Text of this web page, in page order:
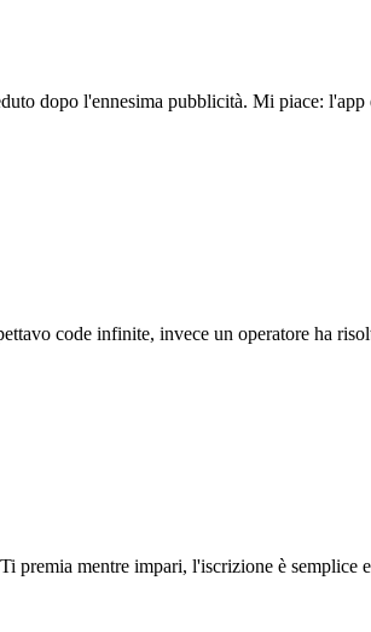
dopo l'ennesima pubblicità. Mi piace: l'app
code infinite, invece un operatore ha
premia mentre impari, l'iscrizione è